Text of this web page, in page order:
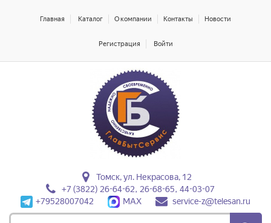
Главная Каталог О компании Контакты Новости
Регистрация Войти
Томск, ул. Некрасова, 12
+7 (3822) 26-64-62, 26-68-65, 44-03-07
+79528007042
MAX service-z@telesan.ru